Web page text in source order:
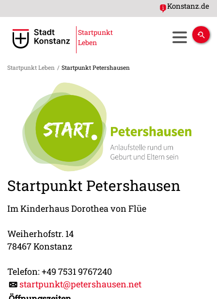
Konstanz.de
Startpunkt
Leben
Startpunkt Leben / Startpunkt Petershausen
Startpunkt Petershausen
Im Kinderhaus Dorothea von Flüe
Weiherhofstr. 14
78467 Konstanz
Telefon: +49 7531 9767240
startpunkt@petershausen.net